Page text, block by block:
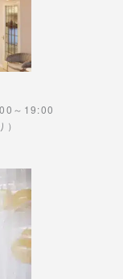
～19:00